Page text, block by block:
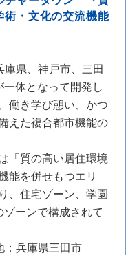
術・文化の交流機能
庫県、神戸市、三田
体となって開発し
働き学び憩い、かつ
えた複合都市機能の
「質の高い居住環境
能を併せもつエリ
、住宅ゾーン、学園
ーンで構成されて
兵庫県三田市